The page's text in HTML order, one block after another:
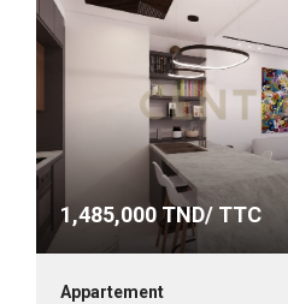
1,485,000 TND/ TTC
Appartement